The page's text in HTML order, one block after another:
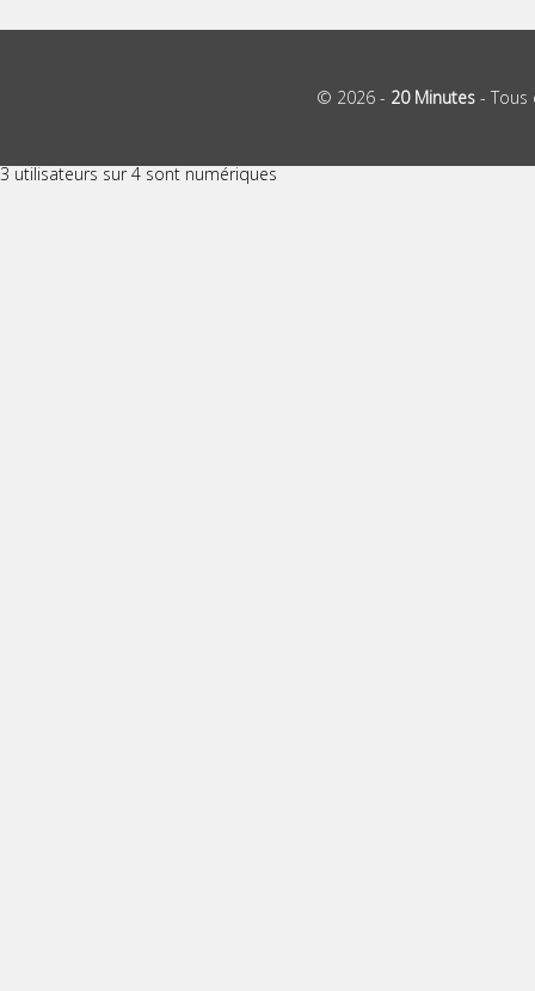
© 2026 - 20 Minutes -
3 utilisateurs sur 4 sont numériques